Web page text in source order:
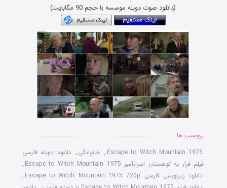
(دانلود صوت دوبله موسسه با حجم 90 مگابایت)
برچسب ها
Escape to Witch Mountain 1975
, خانوادگی , دانلود دوبله فارسی
فیلم فرار به کوهستان اسرارآمیز Escape to Witch Mountain 1975
,
دانلود زیرنویس فارسی Escape to Witch Mountain 1975 720p
,